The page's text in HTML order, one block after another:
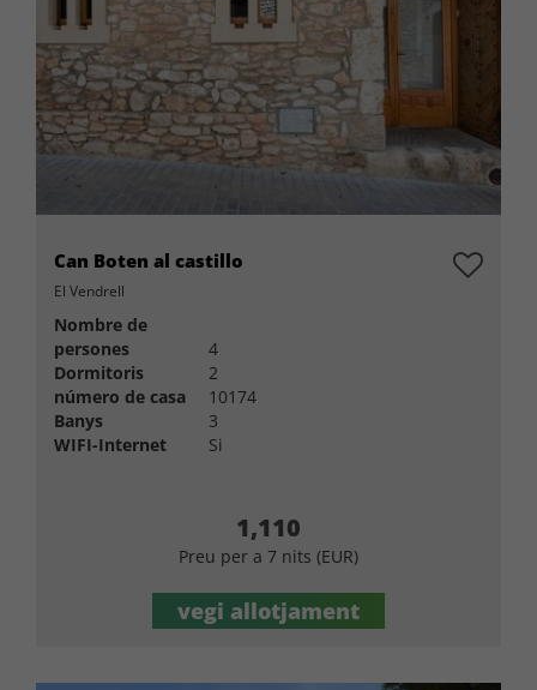
Can Boten al castillo
El Vendrell
Nombre de
persones
4
Dormitoris
2
número de casa
10174
Banys
3
WIFI-Internet
Si
1,110
Preu per a 7 nits (EUR)
vegi allotjament